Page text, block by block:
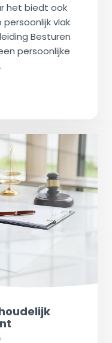
het biedt ook
vlak
Besturen
persoonlijke